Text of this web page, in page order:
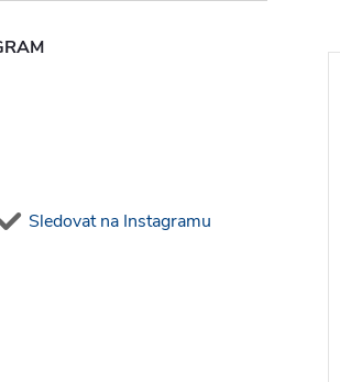
Sledovat na Instagramu